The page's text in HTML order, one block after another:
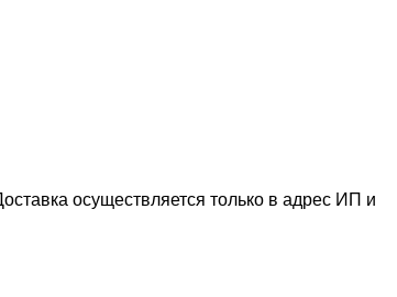
осуществляется только в адрес ИП и